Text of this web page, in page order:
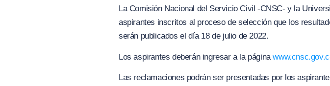
La Comisión Nacional del Servicio Civil -CNSC- y la
aspirantes inscritos al proceso de selección que los
serán publicados el día 18 de julio de 2022.
Los aspirantes deberán ingresar a la página
Las reclamaciones podrán ser presentadas por los